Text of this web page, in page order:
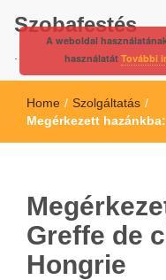
Szobafestés
Home / Szolgáltatás /
Megérkezett
Greffe de
Hongrie
A weboldal
használatát További